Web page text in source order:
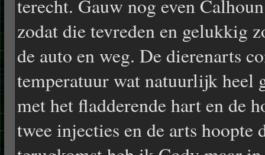
terecht. Gauw nog even
zodat die tevreden en gelukkig
de auto en weg. De dierenarts
temperatuur wat natuurlijk heel
met het fladderende hart en de
twee injecties en de arts hoopte